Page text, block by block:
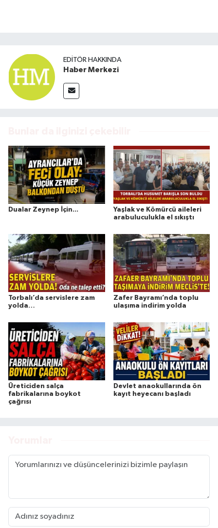
EDITÖR HAKKINDA
Haber Merkezi
Dualar Zeynep İçin...
Yaşlak ve Kömürcü aileleri
arabuluculukla el sıkıştı
Torbalı’da servislere zam
yolda…
Zafer Bayramı’nda toplu
ulaşıma indirim yolda
Üreticiden salça
fabrikalarına boykot
çağrısı
Devlet anaokullarında ön
kayıt heyecanı başladı